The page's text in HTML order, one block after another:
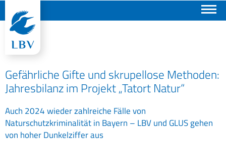
Gefährliche Gifte und skrupellose Methoden:
Jahresbilanz im Projekt „Tatort Natur“
Auch 2024 wieder zahlreiche Fälle von
Naturschutzkriminalität in Bayern – LBV und GLUS gehen
von hoher Dunkelziffer aus